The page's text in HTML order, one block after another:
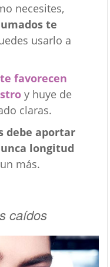
necesites,
te
usarlo a
favorecen
y huye de
claras.
debe aportar
longitud
más.
caídos